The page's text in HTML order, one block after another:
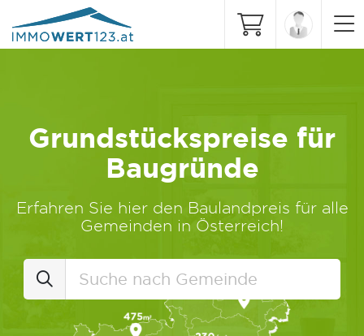
Grundstückspreise für
Baugründe
Erfahren Sie hier den Baulandpreis für alle
Gemeinden in Österreich!